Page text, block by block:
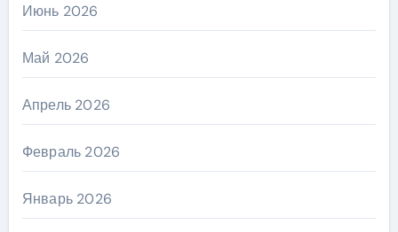
Июнь 2026
Май 2026
Апрель 2026
Февраль 2026
Январь 2026